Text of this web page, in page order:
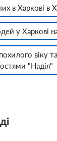
в Харкові в
у Харкові
віку
"Надія"